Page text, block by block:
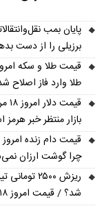
پایان بمب
برزیلی را از دست
طلا وارد فاز اصلاح
بازار منتظر خبر
چرا گوشت ارزان
ریزش
شد؟ / قیمت امروز ۱۸ مرداد